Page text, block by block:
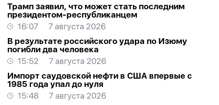
Трамп заявил, что может стать последним
президентом-республиканцем
16:07
7 августа 2026
В результате российского удара по Изюму
погибли два человека
15:52
7 августа 2026
Импорт саудовской нефти в США впервые с
1985 года упал до нуля
15:48
7 августа 2026